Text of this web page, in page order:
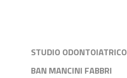
STUDIO ODONTOIATRICO
BAN MANCINI FABBRI